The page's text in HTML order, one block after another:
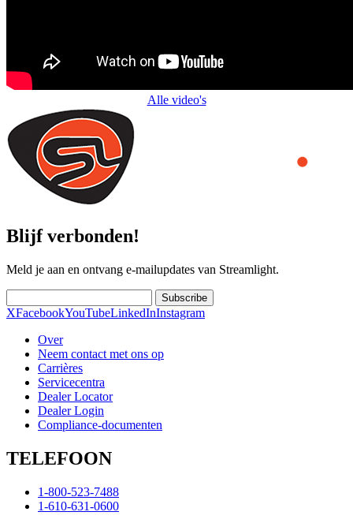
Alle video's
Blijf verbonden!
Meld je aan en ontvang e-mailupdates van Streamlight.
Subscribe
XFacebookYouTubeLinkedInInstagram
Over
Neem contact met ons op
Carrières
Servicecentra
Dealer Locator
Dealer Login
Compliance-documenten
TELEFOON
1-800-523-7488
1-610-631-0600